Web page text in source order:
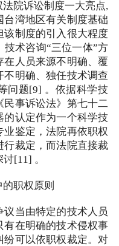
院诉讼制度一大亮点,
湾地区有关制度基础
制度的引入很大程度
术咨询“三位一体”方
人员来源不明确、覆
明确、独任技术调查
问题[9] 。依据科学技
事诉讼法》第七十二
认定作为一个科学技
鉴定，法院再依职权
行裁定，而法院直接裁
[11] 。
职权原则
当由特定的技术人员
有在明确的技术侵权事
纷可以依职权裁定。对